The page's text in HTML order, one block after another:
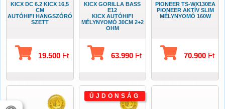
KICX DC 6.2 KICX 16,5
CM
AUTÓHIFI HANGSZÓRÓ
SZETT
19.500 Ft
KICX GORILLA BASS
E12
KICX AUTÓHIFI
MÉLYNYOMÓ 30CM 2+2
OHM
63.990Ft
PIONEER TS-WX130EA
PIONEER AKTÍV SLIM
MÉLYNYOMÓ 160W
70.900Ft
ÚJDONSÁG